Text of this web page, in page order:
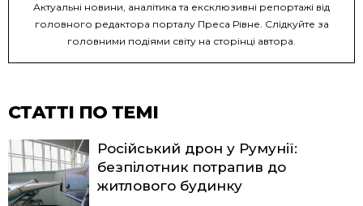
Актуальні новини, аналітика та ексклюзивні репортажі від
головного редактора порталу Преса Рівне. Слідкуйте за
головними подіями світу на сторінці автора.
СТАТТІ ПО ТЕМІ
Російський дрон у Румунії:
безпілотник потрапив до
житлового будинку